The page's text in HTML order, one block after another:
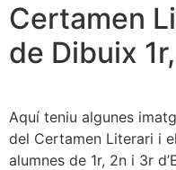
Certamen
de Dibuix
Aquí teniu algunes
del Certamen Literari i
alumnes de 1r, 2n i 3r